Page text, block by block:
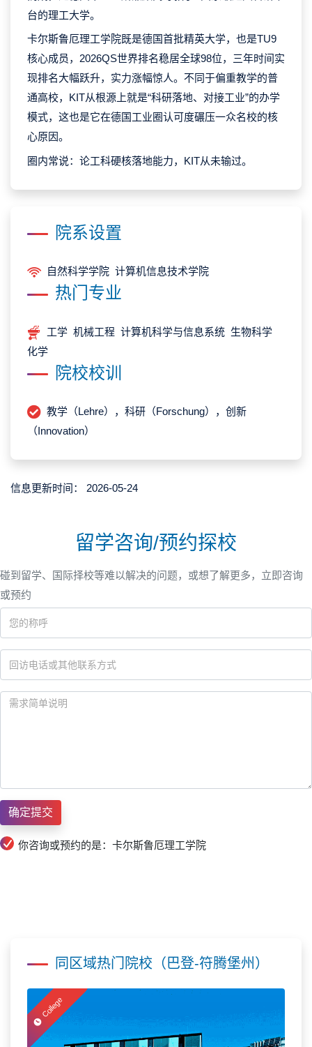
台的理工大学。
卡尔斯鲁厄理工学院既是德国首批精英大学，也是TU9
核心成员，2026QS世界排名稳居全球98位，三年时间实
现排名大幅跃升，实力涨幅惊人。不同于偏重教学的普
通高校，KIT从根源上就是“科研落地、对接工业”的办学
模式，这也是它在德国工业圈认可度碾压一众名校的核
心原因。
圈内常说：论工科硬核落地能力，KIT从未输过。
院系设置
自然科学学院 计算机信息技术学院
热门专业
工学 机械工程 计算机科学与信息系统 生物科学
化学
院校校训
教学（Lehre），科研（Forschung），创新
（Innovation）
信息更新时间： 2026-05-24
留学咨询/预约探校
碰到留学、国际择校等难以解决的问题，或想了解更多，立即咨询
或预约
你咨询或预约的是：卡尔斯鲁厄理工学院
同区域热门院校（巴登-符腾堡州）
College